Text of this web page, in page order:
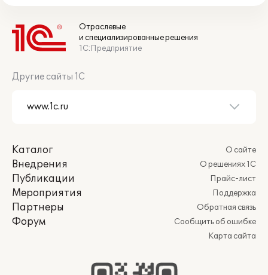
Отраслевые
и специализированные решения
1С:Предприятие
Другие сайты 1С
Каталог
Внедрения
Публикации
Мероприятия
Партнеры
Форум
О сайте
О решениях 1С
Прайс-лист
Поддержка
Обратная связь
Сообщить об ошибке
Карта сайта